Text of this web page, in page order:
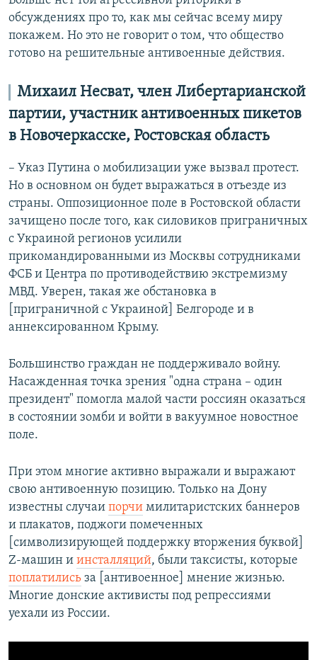
обсуждениях про то, как мы сейчас всему миру
покажем. Но это не говорит о том, что общество
готово на решительные антивоенные действия.
Михаил Несват, член Либертарианской
партии, участник антивоенных пикетов
в Новочеркасске, Ростовская область
– Указ Путина о мобилизации уже вызвал протест.
Но в основном он будет выражаться в отъезде из
страны. Оппозиционное поле в Ростовской области
зачищено после того, как силовиков приграничных
с Украиной регионов усилили
прикомандированными из Москвы сотрудниками
ФСБ и Центра по противодействию экстремизму
МВД. Уверен, такая же обстановка в
[приграничной с Украиной] Белгороде и в
аннексированном Крыму.
Большинство граждан не поддерживало войну.
Насажденная точка зрения "одна страна – один
президент" помогла малой части россиян оказаться
в состоянии зомби и войти в вакуумное новостное
поле.
При этом многие активно выражали и выражают
свою антивоенную позицию. Только на Дону
известны случаи порчи милитаристских баннеров
и плакатов, поджоги помеченных
[символизирующей поддержку вторжения буквой]
Z-машин и инсталляций, были таксисты, которые
поплатились за [антивоенное] мнение жизнью.
Многие донские активисты под репрессиями
уехали из России.